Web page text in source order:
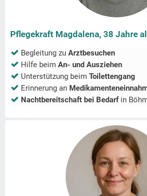
Pflegekraft Magdalena, 38 Jahre
Begleitung zu Arztbesuchen
Hilfe beim An- und Ausziehen
Unterstützung beim Toilettengang
Erinnerung an
Nachtbereitschaft bei Bedarfin